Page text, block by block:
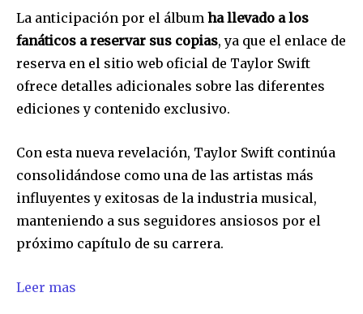
La anticipación por el álbum ha llevado a los
fanáticos a reservar sus copias, ya que el enlace de
reserva en el sitio web oficial de Taylor Swift
ofrece detalles adicionales sobre las diferentes
ediciones y contenido exclusivo.
Con esta nueva revelación, Taylor Swift continúa
consolidándose como una de las artistas más
influyentes y exitosas de la industria musical,
manteniendo a sus seguidores ansiosos por el
próximo capítulo de su carrera.
Leer mas